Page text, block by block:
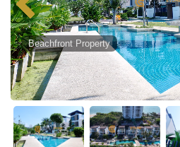
Beachfront Property